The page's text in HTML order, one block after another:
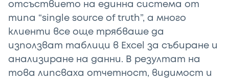
отсъствието на единна система от
типа “single source of truth”, а много
клиенти все още трябваше да
използват таблици в Excel за събиране и
анализиране на данни. В резултат на
това липсваха отчетност, видимост и